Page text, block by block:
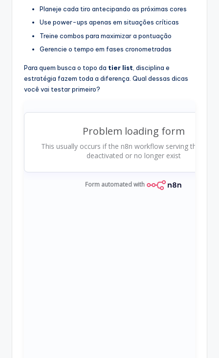
Planeje cada tiro antecipando as próximas cores
Use power-ups apenas em situações críticas
Treine combos para maximizar a pontuação
Gerencie o tempo em fases cronometradas
Para quem busca o topo da tier list , disciplina e
estratégia fazem toda a diferença. Qual dessas dicas
você vai testar primeiro?